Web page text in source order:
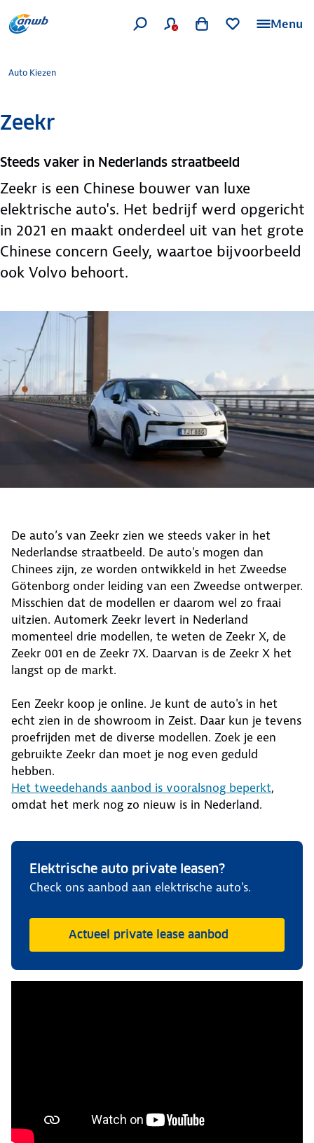
Menu
Auto Kiezen
Zeekr
Steeds vaker in Nederlands straatbeeld
Zeekr is een Chinese bouwer van luxe
elektrische auto's. Het bedrijf werd opgericht
in 2021 en maakt onderdeel uit van het grote
Chinese concern Geely, waartoe bijvoorbeeld
ook Volvo behoort.
De auto’s van Zeekr zien we steeds vaker in het
Nederlandse straatbeeld. De auto's mogen dan
Chinees zijn, ze worden ontwikkeld in het Zweedse
Götenborg onder leiding van een Zweedse ontwerper.
Misschien dat de modellen er daarom wel zo fraai
uitzien. Automerk Zeekr levert in Nederland
momenteel drie modellen, te weten de Zeekr X, de
Zeekr 001 en de Zeekr 7X. Daarvan is de Zeekr X het
langst op de markt.
Een Zeekr koop je online. Je kunt de auto's in het
echt zien in de showroom in Zeist. Daar kun je tevens
proefrijden met de diverse modellen. Zoek je een
gebruikte Zeekr dan moet je nog even geduld
hebben.
Het tweedehands aanbod is vooralsnog beperkt,
omdat het merk nog zo nieuw is in Nederland.
Elektrische auto private leasen?
Check ons aanbod aan elektrische auto's.
Actueel private lease aanbod